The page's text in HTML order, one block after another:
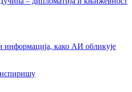
информација, како АИ обликује